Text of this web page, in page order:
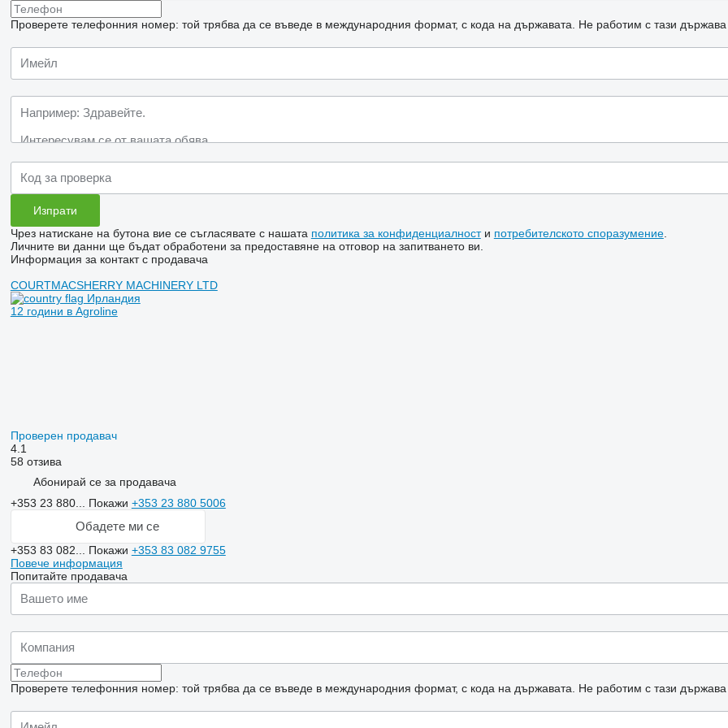
Проверете телефонния номер: той трябва да се въведе в международния формат, с кода на държавата. Не работим с тази държава
Чрез натискане на бутона вие се съгласявате с нашата политика за конфиденциалности потребителското споразумение.
Личните ви данни ще бъдат обработени за предоставяне на отговор на запитването ви.
Информация за контакт с продавача
COURTMACSHERRY MACHINERY LTD
Ирландия
12 години в Agroline
Проверен продавач
4.1
58 отзива
Абонирай се за продавача
+353 23 880... Покажи +353 23 880 5006
Обадете ми се
+353 83 082... Покажи +353 83 082 9755
Повече информация
Попитайте продавача
Проверете телефонния номер: той трябва да се въведе в международния формат, с кода на държавата. Не работим с тази държава